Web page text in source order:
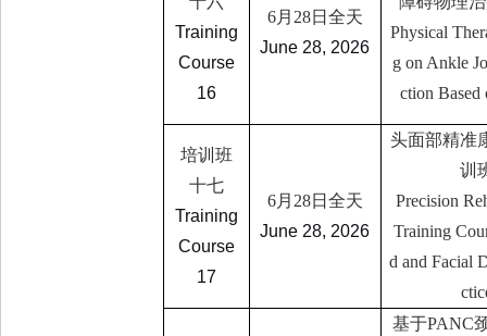
Training
Course
16
6月 28日全天
June 28, 2026
Physical
g on Ankle
ction
培训班
十七
Training
Course
17
6月 28日全天
June 28, 2026
头面部精准
训
Precision
Training
d and Facial
基于PANC